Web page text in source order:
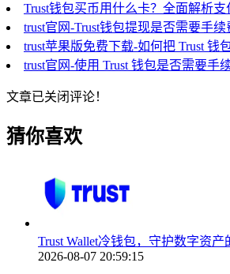
Trust钱包买币用什么卡？全面解析支
trust官网-Trust钱包提现是否需要手
trust苹果版免费下载-如何把 Trust 钱
trust官网-使用 Trust 钱包是否需要手
文章已关闭评论！
猜你喜欢
Trust Wallet冷钱包，守护数字资
2026-08-07 20:59:15